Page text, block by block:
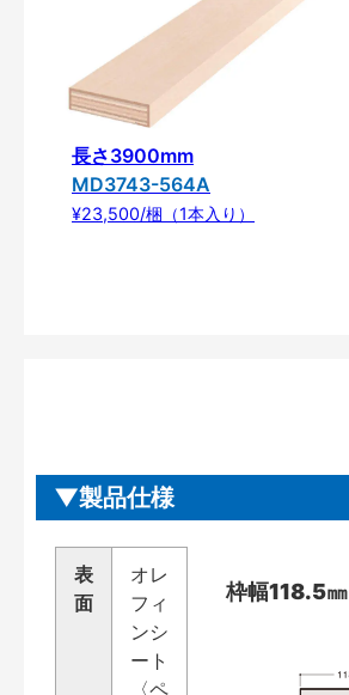
長さ3900mm
MD3743-564A
¥23,500/梱（1本入り）
製品仕様
表
面
オレ
フィ
ンシ
ート
〈ペ
枠幅118.5㎜